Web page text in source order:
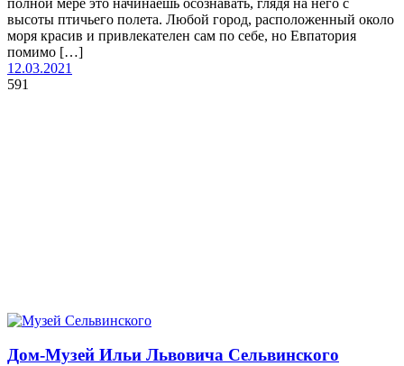
полной мере это начинаешь осознавать, глядя на него с
высоты птичьего полета. Любой город, расположенный около
моря красив и привлекателен сам по себе, но Евпатория
помимо […]
12.03.2021
591
Дом-Музей Ильи Львовича Сельвинского